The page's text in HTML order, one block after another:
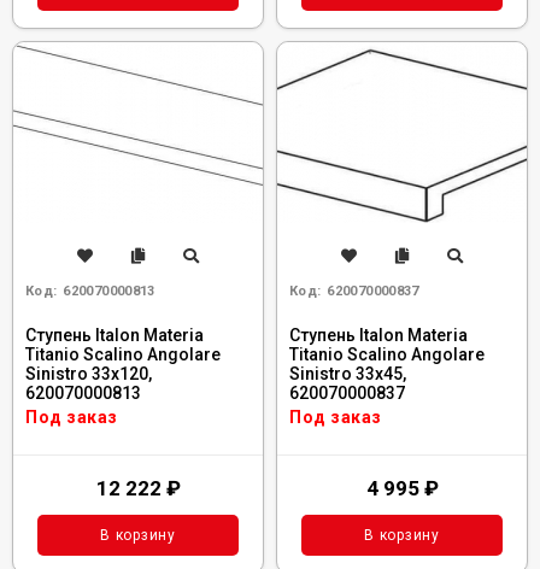
Код: 620070000813
Ступень Italon Materia
Titanio Scalino Angolare
Sinistro 33x120,
620070000813
Под заказ
12 222 ₽
В корзину
Код: 620070000837
Ступень Italon Materia
Titanio Scalino Angolare
Sinistro 33x45,
620070000837
Под заказ
4 995 ₽
В корзину